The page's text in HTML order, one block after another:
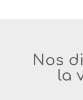
Nos
la